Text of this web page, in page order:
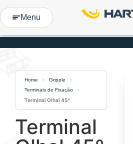
Menu
Home
Gripple
Terminais de Fixação
Terminal Olhal 45º
Terminal